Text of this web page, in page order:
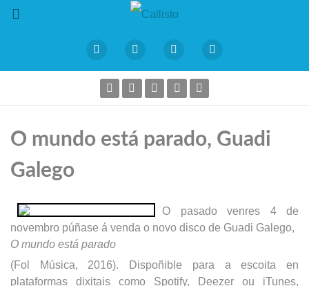
O mundo está parado, Guadi
Galego
O pasado venres 4 de
novembro púñase á venda o novo disco de Guadi Galego,
O mundo está parado
(Fol Música, 2016). Dispoñible para a escoita en
plataformas dixitais como Spotify, Deezer ou iTunes,